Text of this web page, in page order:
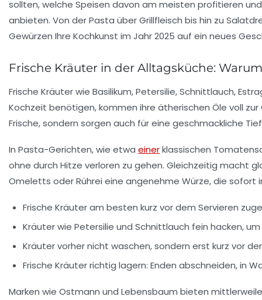
sollten, welche Speisen davon am meisten profitieren
anbieten. Von der Pasta über Grillfleisch bis hin zu
Gewürzen Ihre Kochkunst im Jahr 2025 auf ein neues
Frische Kräuter in der Alltagsküche:
Frische Kräuter wie Basilikum, Petersilie, Schnittlauch,
Kochzeit benötigen, kommen ihre ätherischen Öle voll
Frische, sondern sorgen auch für eine geschmackliche
In Pasta-Gerichten, wie etwa einerklassischen
ohne durch Hitze verloren zu gehen. Gleichzeitig macht
Omeletts oder Rührei eine angenehme Würze, die sofort
Frische Kräuter am besten kurz vor dem Servieren
Kräuter wie Petersilie und Schnittlauch fein hacken,
Kräuter vorher nicht waschen, sondern erst kurz vor
Frische Kräuter richtig lagern: Enden abschneiden, in
Marken wie Ostmann und Lebensbaum bieten